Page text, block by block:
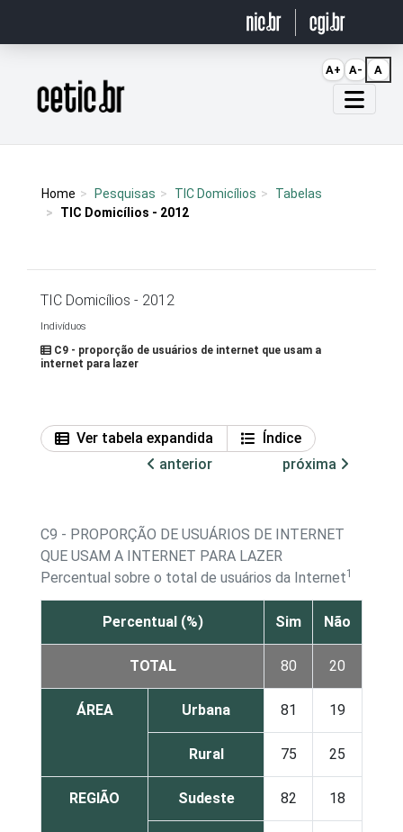
Página inicial
Home Pesquisas TIC Domicílios
Tabelas
TIC Domicílios - 2012
TIC Domicílios - 2012
Indivíduos
C9 - proporção de usuários de internet que usam a
internet para lazer
Ver tabela expandida
Índice
anterior
próxima
C9 - PROPORÇÃO DE USUÁRIOS DE INTERNET
QUE USAM A INTERNET PARA LAZER
Percentual sobre o total de usuários da Internet1
Percentual (%) Sim Não
TOTAL 80 20
ÁREA Urbana 81 19
Rural 75 25
REGIÃO Sudeste 82 18
A+ A- A